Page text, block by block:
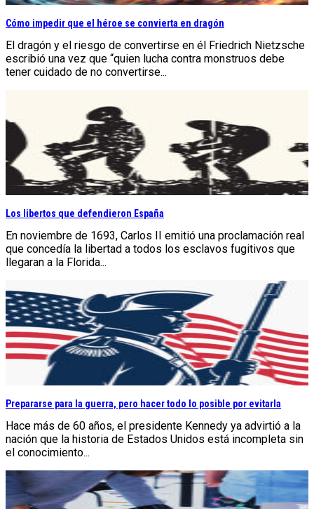
Cómo impedir que el héroe se convierta en dragón
El dragón y el riesgo de convertirse en él Friedrich Nietzsche
escribió una vez que “quien lucha contra monstruos debe
tener cuidado de no convertirse...
Los libertos que defendieron España
En noviembre de 1693, Carlos II emitió una proclamación real
que concedía la libertad a todos los esclavos fugitivos que
llegaran a la Florida...
Prepararse para la guerra, pero hacer todo lo posible por evitarla
Hace más de 60 años, el presidente Kennedy ya advirtió a la
nación que la historia de Estados Unidos está incompleta sin
el conocimiento...